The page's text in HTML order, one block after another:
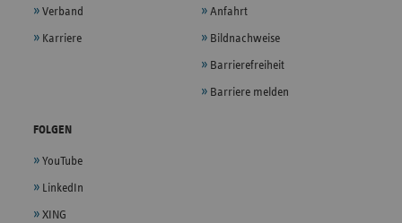
Verband
Karriere
Anfahrt
Bildnachweise
Barrierefreiheit
Barriere melden
FOLGEN
YouTube
LinkedIn
XING